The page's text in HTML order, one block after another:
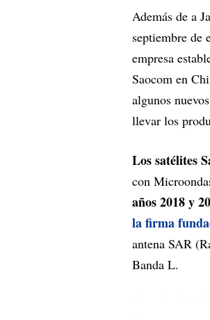
Además de a
septiembre de
empresa
Saocom en
algunos
llevar los
Los satélites
con
años 2018 y
la firma
antena SAR
Banda L.